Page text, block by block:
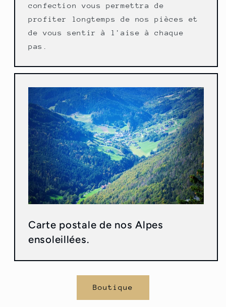
confection vous permettra de
profiter longtemps de nos pièces et
de vous sentir à l'aise à chaque
pas.
Carte postale de nos Alpes
ensoleillées.
Boutique